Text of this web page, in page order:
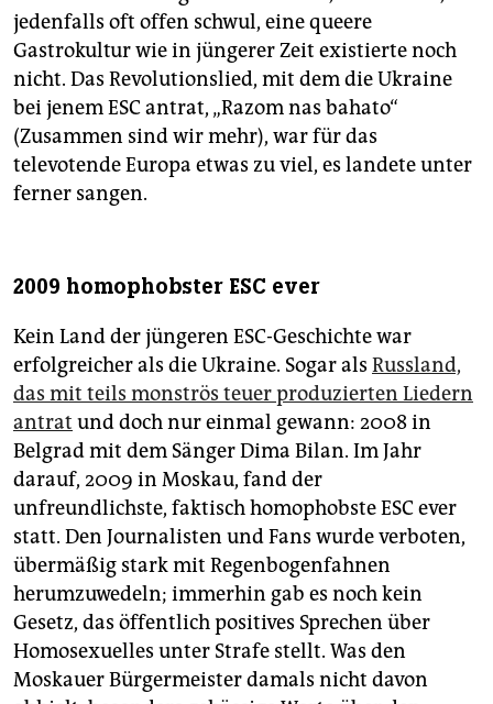
jedenfalls oft offen schwul, eine queere
Gastrokultur wie in jüngerer Zeit existierte noch
nicht. Das Revolutionslied, mit dem die Ukraine
bei jenem ESC antrat, „Razom nas bahato“
(Zusammen sind wir mehr), war für das
televotende Europa etwas zu viel, es landete unter
ferner sangen.
2009 homophobster ESC ever
Kein Land der jüngeren ESC-Geschichte war
erfolgreicher als die Ukraine. Sogar als Russland,
das mit teils monströs teuer produzierten Liedern
antrat und doch nur einmal gewann: 2008 in
Belgrad mit dem Sänger Dima Bilan. Im Jahr
darauf, 2009 in Moskau, fand der
unfreundlichste, faktisch homophobste ESC ever
statt. Den Journalisten und Fans wurde verboten,
übermäßig stark mit Regenbogenfahnen
herumzuwedeln; immerhin gab es noch kein
Gesetz, das öffentlich positives Sprechen über
Homosexuelles unter Strafe stellt. Was den
Moskauer Bürgermeister damals nicht davon